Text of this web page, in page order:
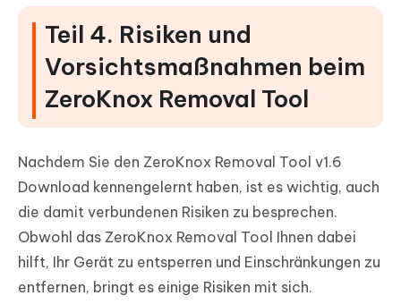
Teil 4. Risiken und
Vorsichtsmaßnahmen beim
ZeroKnox Removal Tool
Nachdem Sie den ZeroKnox Removal Tool v1.6
Download kennengelernt haben, ist es wichtig, auch
die damit verbundenen Risiken zu besprechen.
Obwohl das ZeroKnox Removal Tool Ihnen dabei
hilft, Ihr Gerät zu entsperren und Einschränkungen zu
entfernen, bringt es einige Risiken mit sich.